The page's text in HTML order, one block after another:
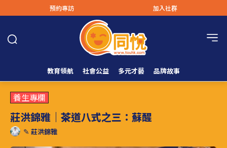
預約專訪 加入社群
教育領航 社會公益 多元才藝 品牌故事
養生專欄
莊洪錦雅｜茶道八式之三：蘇醒
✎ 莊洪錦雅